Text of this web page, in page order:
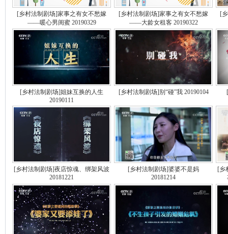
[乡村法制剧场]家事之有女不愁嫁
——暖心男闺蜜 20190329
[乡村法制剧场]家事之有女不愁嫁
——大龄女租客 20190322
[
[乡村法制剧场]姐妹互换的人生
20190111
[乡村法制剧场]别“碰”我 20190104
[乡村法制剧场]夜店惊魂、绑架风波
20181221
[乡村法制剧场]婆婆不是妈
20181214
[乡